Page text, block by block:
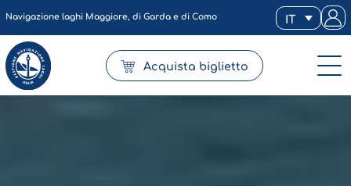
Navigazione laghi Maggiore, di Garda e di Como IT
Acquista biglietto